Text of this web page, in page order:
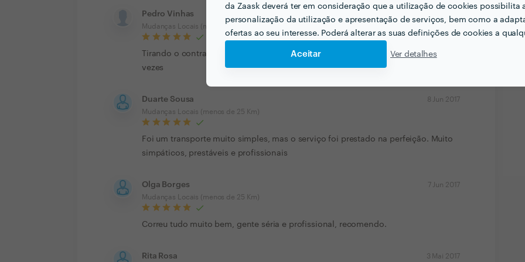
da Zaask deverá ter em consideração que a utilização de cookies possibilita
personalização da utilização e apresentação de serviços, bem como a
ofertas ao seu interesse. Poderá alterar as suas definições de cookies a
Aceitar Ver detalhes
Pedro Vinhas
Mudanças Locais (menos de 25 Km)
Tirando o contra tempo do horário, na primeira vez, tudo impecável por duas
vezes
Duarte Sousa
Mudanças Locais (menos de 25 Km)
8 Jun 2017
Foi um transporte muito simples, mas o serviço foi prestado na perfeição. Muito
simpáticos, prestáveis e profissionais
Olga Borges
Mudanças Locais (menos de 25 Km)
7 Jun 2017
Correu tudo muito bem, gente séria e profissional, recomendo.
Rita Rosa 3 Mai 2017